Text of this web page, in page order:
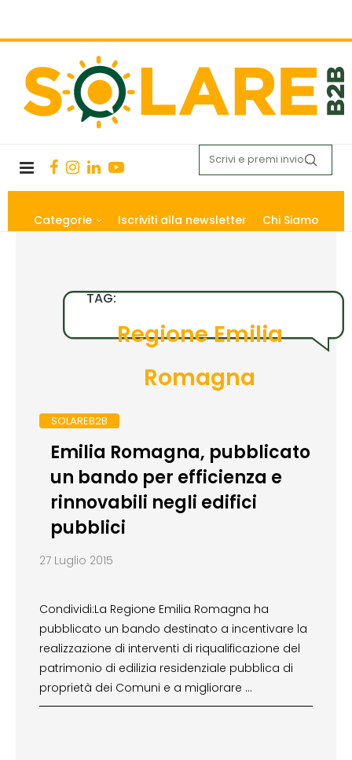
Categorie Iscriviti alla newsletter Chi Siamo
TAG:
Regione Emilia
Romagna
SOLAREB2B
Emilia Romagna, pubblicato
un bando per efficienza e
rinnovabili negli edifici
pubblici
27 Luglio 2015
Condividi:La Regione Emilia Romagna ha
pubblicato un bando destinato a incentivare la
realizzazione di interventi di riqualificazione del
patrimonio di edilizia residenziale pubblica di
proprietà dei Comuni e a migliorare …